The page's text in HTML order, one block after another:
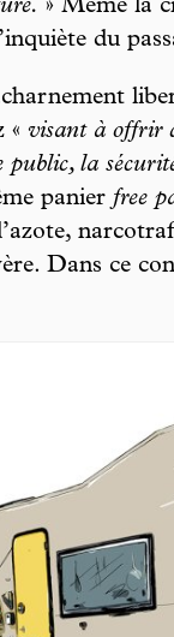
» Même la
du
« visant à offrir
public, la
panier free
Dans ce